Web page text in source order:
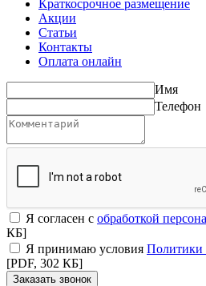
Краткосрочное размещение
Акции
Статьи
Контакты
Оплата онлайн
Имя
Телефон
Я согласен с обработкой
КБ]
Я принимаю условия Политики
[PDF, 302 КБ]
Заказать звонок